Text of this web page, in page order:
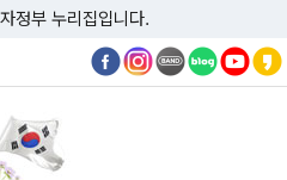
정부 누리집입니다.